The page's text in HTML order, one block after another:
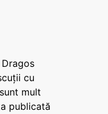
cu
mult
publicată